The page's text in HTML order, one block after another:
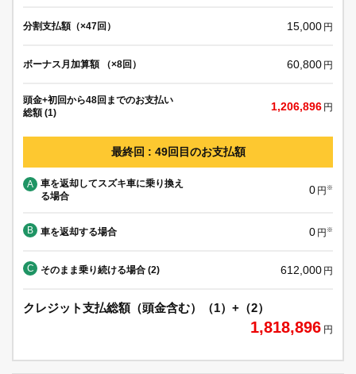
分割支払額（×47回） 15,000 円
ボーナス月加算額 （×8回） 60,800 円
頭金+初回から48回までのお支払い
総額 (1)
1,206,896 円
最終回 : 49回目のお支払額
A
車を返却してスズキ車に乗り換え
る場合
0 円 ※
B 車を返却する場合 0 円 ※
C そのまま乗り続ける場合 (2) 612,000 円
クレジット支払総額（頭金含む）（1）+（2）
1,818,896 円